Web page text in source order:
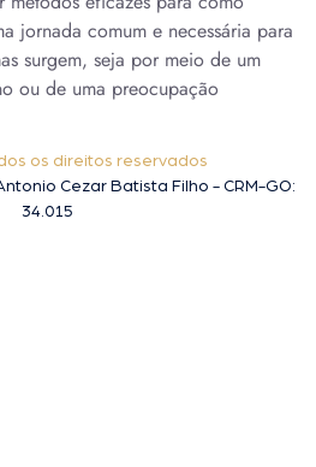
jornada comum e necessária para
surgem, seja por meio de um
ou de uma preocupação
os direitos reservados
Cezar Batista Filho - CRM-GO:
34.015